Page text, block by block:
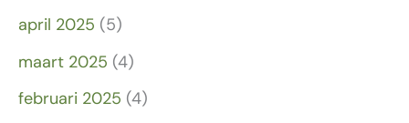
april 2025 (5)
maart 2025 (4)
februari 2025 (4)